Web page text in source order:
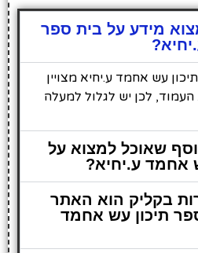
מידע על בית ספר
עש אחמד ע.יחיא מצויין
לכן יש לגלול למעלה
שאוכל למצוא על
אחמד ע.יחיא?
בקליק הוא האתר
תיכון עש אחמד